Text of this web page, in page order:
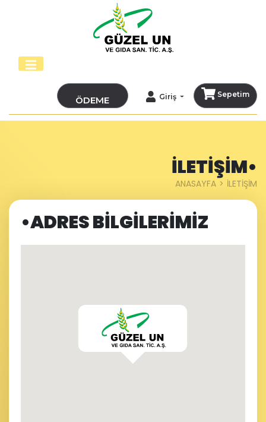
ÖDEME Giriş Sepetim
İLETİŞİM•
ANASAYFA İLETİŞİM
•ADRES BİLGİLERİMİZ